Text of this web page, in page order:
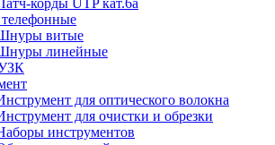
корды UTP кат.6а
витые
линейные
для оптического волокна
для очистки и обрезки
инструментов